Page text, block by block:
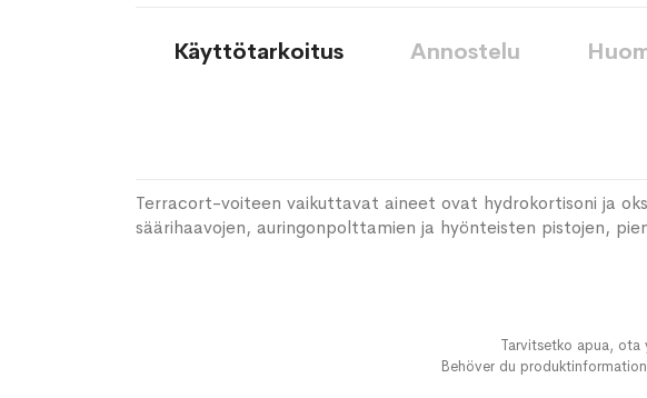
Käyttötarkoitus
Terracort-voiteen vaikuttavat aineet ovat hydrokortisoni ja
säärihaavojen, auringonpolttamien ja hyönteisten pistojen,
Annostelu
Tarvitsetko apua, ota
Behöver du